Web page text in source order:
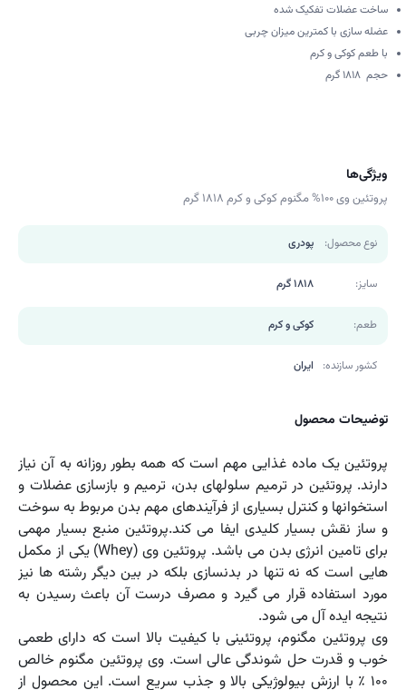
ساخت عضلات تفکیک شده
عضله سازی با کمترین میزان چربی
با طعم کوکی و کرم
حجم 1818 گرم
ویژگی‌ها
پروتئین وی 100% مگنوم کوکی و کرم 1818 گرم
نوع محصول: پودری
سایز: 1818 گرم
طعم: کوکی و کرم
کشور سازنده: ایران
توضیحات محصول
پروتئین یک ماده غذایی مهم است که همه بطور روزانه به آن نیاز
دارند. پروتئین در ترمیم سلولهای بدن، ترمیم و بازسازی عضلات و
استخوانها و کنترل بسیاری از فرآیندهای مهم بدن مربوط به سوخت
و ساز نقش بسیار کلیدی ایفا می کند.پروتئین منبع بسیار مهمی
برای تامین انرژی بدن می باشد. پروتئین وی (Whey) یکی از مکمل
هایی است که نه تنها در بدنسازی بلکه در بین دیگر رشته ها نیز
مورد استفاده قرار می گیرد و مصرف درست آن باعث رسیدن به
نتیجه ایده آل می شود.
وی پروتئین مگنوم، پروتئینی با کیفیت بالا است که دارای طعمی
خوب و قدرت حل شوندگی عالی است. وی پروتئین مگنوم خالص
100 ٪ با ارزش بیولوژیکی بالا و جذب سریع است. این محصول از